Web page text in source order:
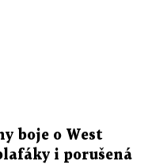
boje o West
i porušená